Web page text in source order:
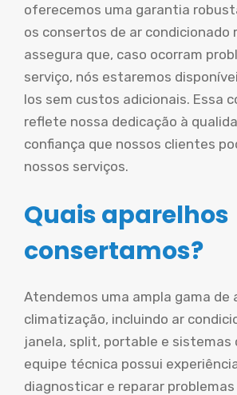
oferecemos uma garantia
os consertos de ar condicionado
assegura que, caso ocorram
serviço, nós estaremos
los sem custos adicionais. Essa
reflete nossa dedicação à
confiança que nossos clientes
nossos serviços.
Quais aparelhos
consertamos?
Atendemos uma ampla gama de
climatização, incluindo ar
janela, split, portable e sistemas
equipe técnica possui
diagnosticar e reparar